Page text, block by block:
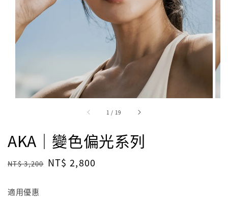
1 / 19
AKA｜變色偏光系列
Regular
NT$ 3,200 Sale
NT$ 2,800
適用優惠